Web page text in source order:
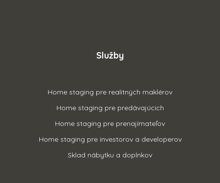
Služby
Home staging pre realitných maklérov
Home staging pre predávajúcich
Home staging pre prenajímateľov
Home staging pre investorov a developerov
Sklad nábytku a doplnkov